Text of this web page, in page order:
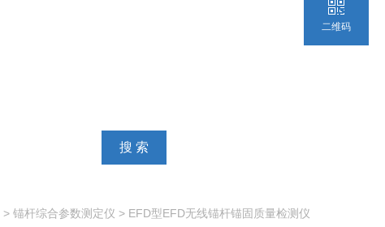
> 锚杆综合参数测定仪 > EFD型EFD无线锚杆锚固质量检测仪
二维码